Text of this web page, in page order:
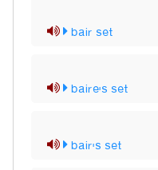
bair set
baire's set
bair's set